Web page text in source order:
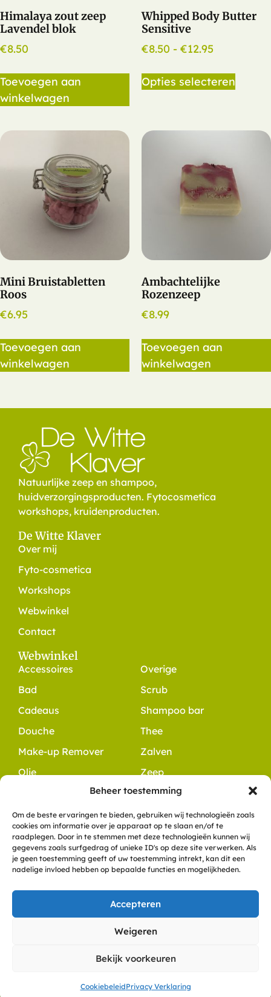
Beheer toestemming
Om de beste ervaringen te bieden, gebruiken wij technologieën zoals
cookies om informatie over je apparaat op te slaan en/of te
raadplegen. Door in te stemmen met deze technologieën kunnen wij
gegevens zoals surfgedrag of unieke ID's op deze site verwerken. Als
je geen toestemming geeft of uw toestemming intrekt, kan dit een
nadelige invloed hebben op bepaalde functies en mogelijkheden.
Accepteren
Weigeren
Bekijk voorkeuren
CookiebeleidPrivacy Verklaring
Himalaya zout zeep
Lavendel blok
€8.50
Toevoegen aan
winkelwagen
Whipped Body Butter
Sensitive
€8.50 - €12.95
Opties selecteren
Mini Bruistabletten
Roos
€6.95
Toevoegen aan
winkelwagen
Ambachtelijke
Rozenzeep
€8.99
Toevoegen aan
winkelwagen
Natuurlijke zeep en shampoo,
huidverzorgingsproducten. Fytocosmetica
workshops, kruidenproducten.
De Witte Klaver
Over mij
Fyto-cosmetica
Workshops
Webwinkel
Contact
Webwinkel
Accessoires
Bad
Cadeaus
Douche
Make-up Remover
Olie
Overige
Scrub
Shampoo bar
Thee
Zalven
Zeep
+31 6 10 49 48 54
info@dewitteklaver.nl
Meerkoet 8
9781 ZN, Bedum
KVK: 57836558
Copyright De Witte Klaver
Veelgestelde vragen
Powered by Anura